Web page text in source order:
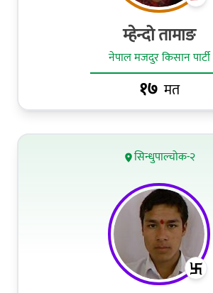
म्हेन्दो तामाङ
नेपाल मजदुर किसान पार्टी
१७ मत
सिन्धुपाल्चोक-२